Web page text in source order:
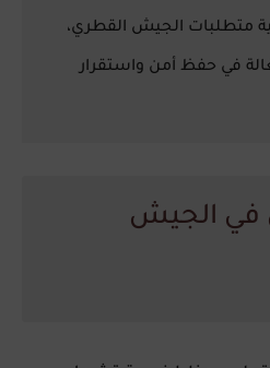
متطلبات الجيش القطري،
في حفظ أمن واستقرار
في الجيش